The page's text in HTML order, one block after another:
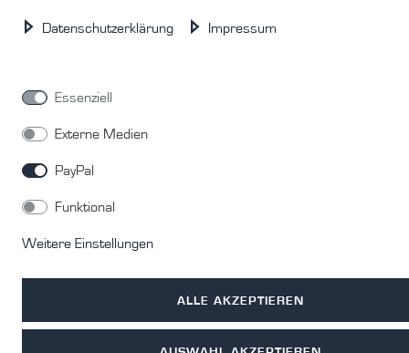
Daten­schutz­erklärung Impressum
Essenziell
Externe Medien
PayPal
Funktional
Weitere Einstellungen
ALLE AKZEPTIEREN